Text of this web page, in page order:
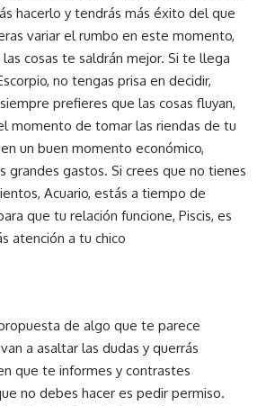
hacerlo y tendrás más éxito del que
variar el rumbo en este momento,
cosas te saldrán mejor. Si te llega
no tengas prisa en decidir,
prefieres que las cosas fluyan,
momento de tomar las riendas de tu
un buen momento económico,
grandes gastos. Si crees que no tienes
Acuario, estás a tiempo de
que tu relación funcione, Piscis, es
atención a tu chico
de algo que te parece
a asaltar las dudas y querrás
que te informes y contrastes
no debes hacer es pedir permiso.